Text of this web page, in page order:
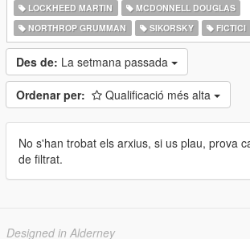
LOCKHEED MARTIN
MCDONNELL DOUGLAS
NORTHROP GRUMMAN
SIKORSKY FICTICI
Des de: La setmana passada
Ordenar per: Qualificació més alta
No s'han trobat els arxius, si us plau, prova
de filtrat.
Designed in Alderney